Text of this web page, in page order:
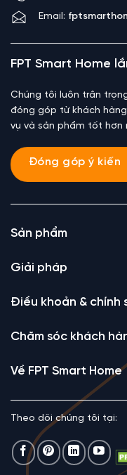
Email:
FPT Smart Home
Chúng tôi luôn trân
đóng góp từ khách
vụ và sản phẩm tốt hơn
Đóng góp ý kiến
Sản phẩm
Giải pháp
Điều khoản & chính
Chăm sóc khách
Về FPT Smart Home
Theo dõi chúng tôi tại: